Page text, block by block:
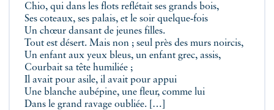
Chio, qui dans les flots reflétait ses grands bois,
Ses coteaux, ses palais, et le soir quelque‑fois
Un chœur dansant de jeunes filles.
Tout est désert. Mais non ; seul près des murs noircis,
Un enfant aux yeux bleus, un enfant grec, assis,
Courbait sa tête humiliée ;
Il avait pour asile, il avait pour appui
Une blanche aubépine, une fleur, comme lui
Dans le grand ravage oubliée. […]